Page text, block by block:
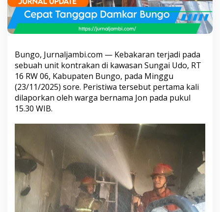
r
a
k
a
i
S
u
n
a
r
h
a
s
i
l
Bungo, Jurnaljambi.com — Kebakaran terjadi pada
sebuah unit kontrakan di kawasan Sungai Udo, RT
16 RW 06, Kabupaten Bungo, pada Minggu
(23/11/2025) sore. Peristiwa tersebut pertama kali
dilaporkan oleh warga bernama Jon pada pukul
15.30 WIB.